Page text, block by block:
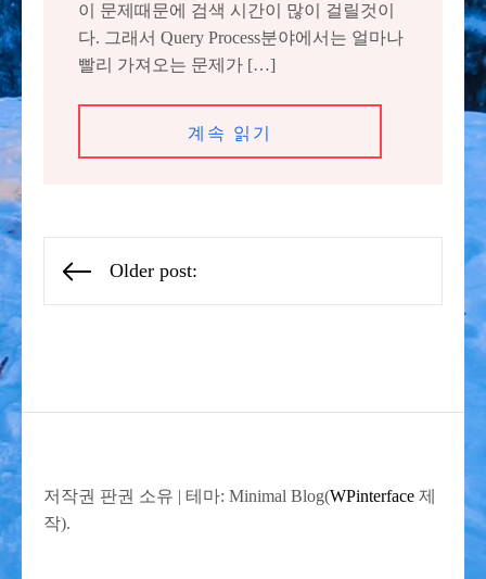
이 문제때문에 검색 시간이 많이 걸릴것이
다. 그래서 Query Process분야에서는 얼마나
빨리 가져오는 문제가 […]
계속 읽기
Older post:
저작권 판권 소유 | 테마: Minimal Blog(WPinterface 제
작).